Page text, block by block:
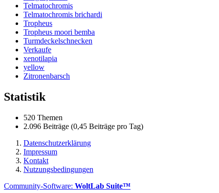
Telmatochromis
Telmatochromis brichardi
Tropheus
Tropheus moori bemba
Turmdeckelschnecken
Verkaufe
xenotilapia
yellow
Zitronenbarsch
Statistik
520 Themen
2.096 Beiträge (0,45 Beiträge pro Tag)
Datenschutzerklärung
Impressum
Kontakt
Nutzungsbedingungen
Community-Software: WoltLab Suite™